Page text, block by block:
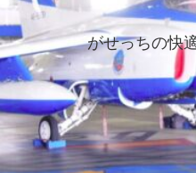
がせっちの快